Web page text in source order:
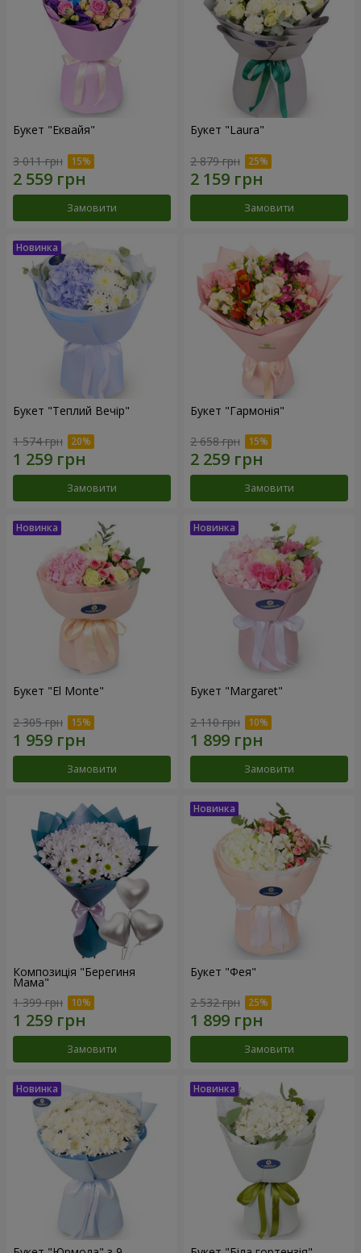
Букет "Еквайя"
3 011 грн
Замовити
Букет "Laura"
2 879 грн
Замовити
Букет "Теплий Вечір"
1 574 грн
Замовити
Букет "Гармонія"
2 658 грн
Замовити
Букет "El Monte"
2 305 грн
Замовити
Букет "Margaret"
2 110 грн
Замовити
Композиція "Берегиня
Мама"
1 399 грн
Замовити
Букет "Фея"
2 532 грн
Замовити